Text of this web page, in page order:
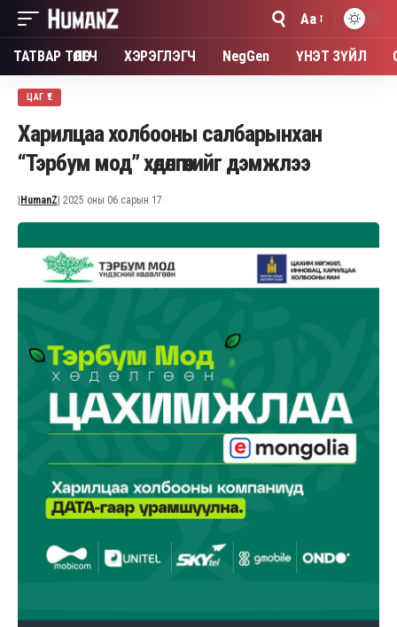
Font
Resizer
Aa
ТАТВАР ТӨЛӨГЧ ХЭРЭГЛЭГЧ NegGen ҮНЭТ ЗҮЙЛ
ЦАГ ҮЕ
Харилцаа холбооны салбарынхан
“Тэрбум мод” хөдөлгөөнийг дэмжлээ
HumanZ | 2025 оны 06 сарын 17